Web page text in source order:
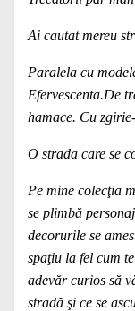
Ai cautat mereu
Paralela cu
Efervescenta.De
hamace. Cu
O strada care se
Pe mine colecţia
se plimbă
decorurile se
spaţiu la fel cum
adevăr curios să
stradă şi ce se